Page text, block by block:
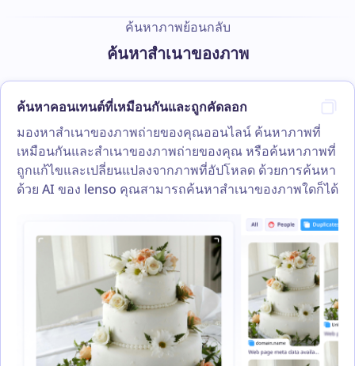
ค้นหาภาพย้อนกลับ
ค้นหาสำเนาของภาพ
ค้นหาคอนเทนต์ที่เหมือนกันและถูกคัดลอก
มองหาสำเนาของภาพถ่ายของคุณออนไลน์ ค้นหาภาพที่
เหมือนกันและสำเนาของภาพถ่ายของคุณ หรือค้นหาภาพที่
ถูกแก้ไขและเปลี่ยนแปลงจากภาพที่อัปโหลด ด้วยการค้นหา
ด้วย AI ของ lenso คุณสามารถค้นหาสำเนาของภาพใดก็ได้